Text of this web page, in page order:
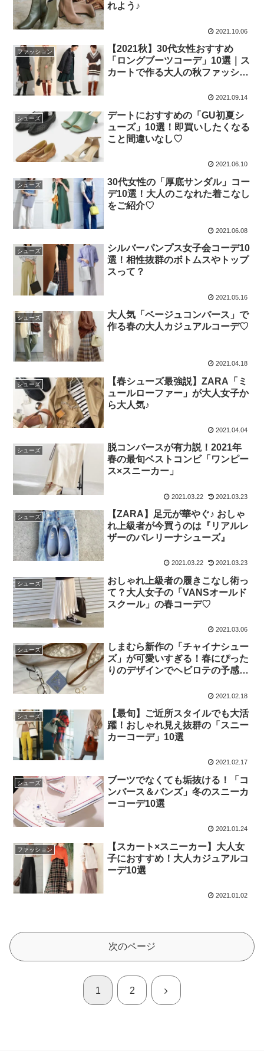
れよう♪
2021.10.06
ファッション
【2021秋】30代女性おすすめ
「ロングブーツコーデ」10選｜ス
カートで作る大人の秋ファッショ
2021.09.14
シューズ
デートにおすすめの「GU初夏シ
ューズ」10選！即買いしたくなる
こと間違いなし♡
2021.06.10
シューズ
30代女性の「厚底サンダル」コー
デ10選！大人のこなれた着こなし
をご紹介♡
2021.06.08
シューズ
シルバーパンプス女子会コーデ10
選！相性抜群のボトムスやトップ
スって？
2021.05.16
シューズ
大人気「ベージュコンバース」で
作る春の大人カジュアルコーデ♡
2021.04.18
シューズ
【春シューズ最強説】ZARA「ミ
ュールローファー」が大人女子か
ら大人気♪
2021.04.04
シューズ
脱コンバースが有力説！2021年
春の最旬ベストコンビ「ワンピー
ス×スニーカー」
2021.03.22 2021.03.23
シューズ
【ZARA】足元が華やぐ♪ おしゃ
れ上級者が今買うのは『リアルレ
ザーのバレリーナシューズ』
2021.03.22 2021.03.23
シューズ
おしゃれ上級者の履きこなし術っ
て？大人女子の「VANSオールド
スクール」の春コーデ♡
2021.03.06
シューズ
しまむら新作の「チャイナシュー
ズ」が可愛いすぎる！春にぴった
りのデザインでヘビロテの予感…
2021.02.18
シューズ
【最旬】ご近所スタイルでも大活
躍！おしゃれ見え抜群の「スニー
カーコーデ」10選
2021.02.17
シューズ
ブーツでなくても垢抜ける！「コ
ンバース＆バンズ」冬のスニーカ
ーコーデ10選
2021.01.24
ファッション
【スカート×スニーカー】大人女
子におすすめ！大人カジュアルコ
ーデ10選
2021.01.02
次のページ
1 2 次